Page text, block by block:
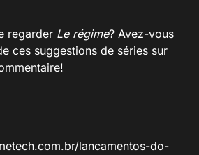
regarder Le régime? Avez-vous
ces suggestions de séries sur
lancamentos-do-